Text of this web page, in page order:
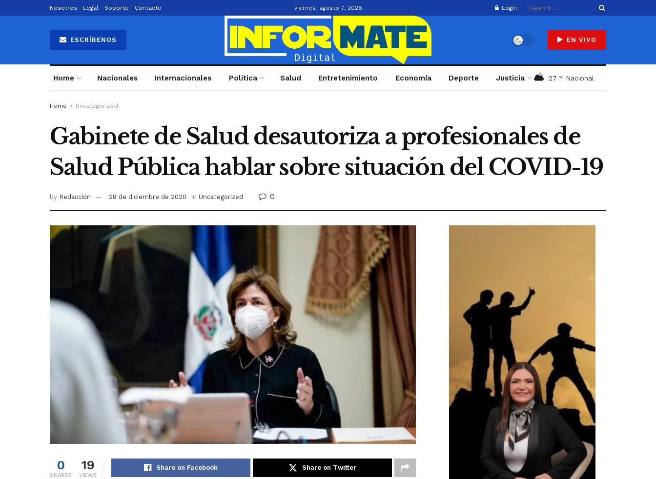
Nosotros Legal Soporte Contacto viernes, agosto 7, 2026 Login
ESCRÍBENOS EN VIVO
Home Nacionales Internacionales Politica Salud Entretenimiento Economía Deporte Justicia 27 °C Nacional
Home Uncategorized
Gabinete de Salud desautoriza a profesionales de
Salud Pública hablar sobre situación del COVID-19
by Redacción 28 de diciembre de 2020 in Uncategorized 0
0
SHARES
19
VIEWS
Share on Facebook Share on Twitter